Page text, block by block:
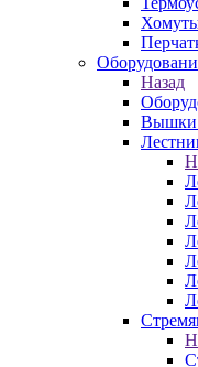
Назад
Вышки